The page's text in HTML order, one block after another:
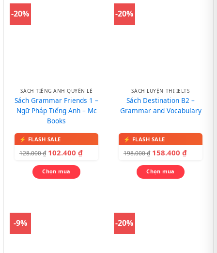
-20%
SÁCH TIẾNG ANH QUYỂN LẺ
Sách Grammar Friends 1 –
Ngữ Pháp Tiếng Anh – Mc
Books
128.000₫ 102.400 ₫
Chọn mua
-20%
SÁCH LUYỆN THI IELTS
Sách Destination B2 –
Grammar and Vocabulary
198.000₫ 158.400 ₫
Chọn mua
-9% -20%